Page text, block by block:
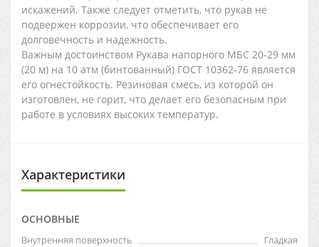
искажений. Также следует отметить, что рукав не
подвержен коррозии, что обеспечивает его
долговечность и надежность.
Важным достоинством Рукава напорного МБС 20-29 мм
(20 м) на 10 атм (бинтованный) ГОСТ 10362-76 является
его огнестойкость. Резиновая смесь, из которой он
изготовлен, не горит, что делает его безопасным при
работе в условиях высоких температур.
Характеристики
ОСНОВНЫЕ
Внутренняя поверхность
Гладкая